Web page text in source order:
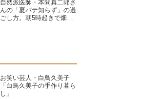
自然派医師・本間真二郎さ
んの「夏バテ知らず」の過
ごし方。朝5時起きで畑
お笑い芸人・白鳥久美子
「白鳥久美子の手作り暮ら
し」